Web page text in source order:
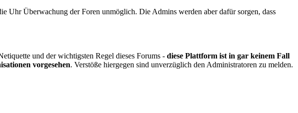
Überwachung der Foren unmöglich. Die Admins werden aber dafür sorgen, dass
und der wichtigsten Regel dieses Forums - diese Plattform ist in gar keinem Fall
vorgesehen. Verstöße hiergegen sind unverzüglich den Administratoren zu melden.